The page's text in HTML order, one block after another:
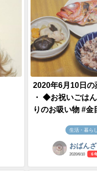
2020年6月10日の
・ ◆お祝いごは
りのお吸い物 #金
生活・暮らし
おばん
2020/6/10 6